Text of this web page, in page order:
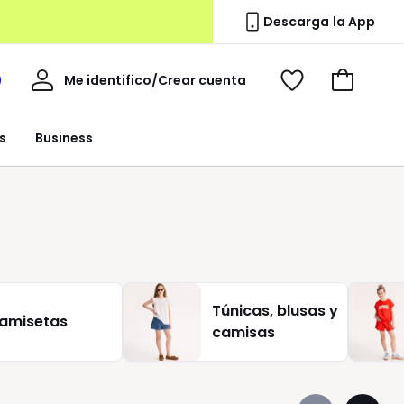
Descarga la App
Business
Me identifico/Crear cuenta
Mi
Ver
Ir
Túnicas, blusas y
camisas